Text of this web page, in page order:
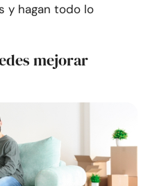
y hagan todo lo
mejorar